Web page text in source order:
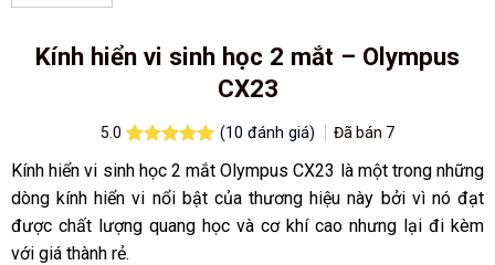
Kính hiển vi sinh học 2 mắt – Olympus
CX23
5.0
5.0
trên 5
dựa trên
10
đánh giá
(10 đánh giá) Đã bán 7
Kính hiển vi sinh học 2 mắt Olympus CX23 là một trong những
dòng kính hiển vi nổi bật của thương hiệu này bởi vì nó đạt
được chất lượng quang học và cơ khí cao nhưng lại đi kèm
với giá thành rẻ.